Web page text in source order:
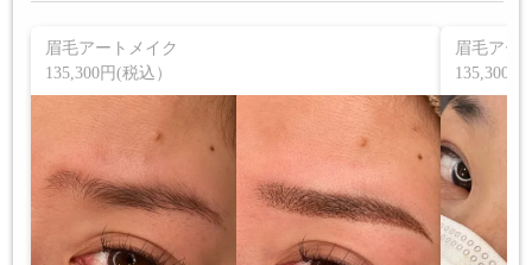
眉毛アートメイク
135,300円(税込）
眉毛アー
135,300